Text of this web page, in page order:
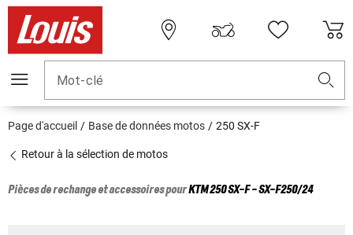
Mot-clé
Page d'accueil Base de données motos 250 SX-F
Retour à la sélection de motos
Pièces de rechange et accessoires pourKTM250 SX-F - SX-F250/24